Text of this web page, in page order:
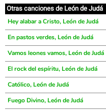
Otras canciones de León de Judá
Hey alabar a Cristo, León de Judá
En pastos verdes, León de Judá
Vamos leones vamos, León de Judá
El rock del espíritu, León de Judá
Católico, León de Judá
Fuego Divino, León de Judá